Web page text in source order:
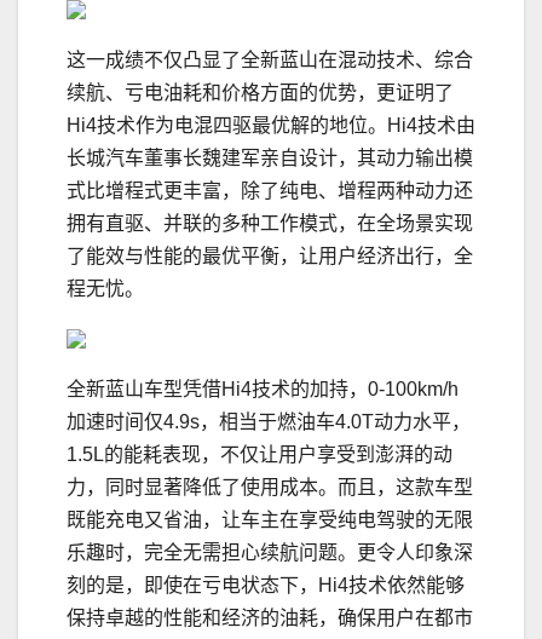
这一成绩不仅凸显了全新蓝山在混动技术、综合
续航、亏电油耗和价格方面的优势，更证明了
Hi4技术作为电混四驱最优解的地位。Hi4技术由
长城汽车董事长魏建军亲自设计，其动力输出模
式比增程式更丰富，除了纯电、增程两种动力还
拥有直驱、并联的多种工作模式，在全场景实现
了能效与性能的最优平衡，让用户经济出行，全
程无忧。
全新蓝山车型凭借Hi4技术的加持，0-100km/h
加速时间仅4.9s，相当于燃油车4.0T动力水平，
1.5L的能耗表现，不仅让用户享受到澎湃的动
力，同时显著降低了使用成本。而且，这款车型
既能充电又省油，让车主在享受纯电驾驶的无限
乐趣时，完全无需担心续航问题。更令人印象深
刻的是，即使在亏电状态下，Hi4技术依然能够
保持卓越的性能和经济的油耗，确保用户在都市